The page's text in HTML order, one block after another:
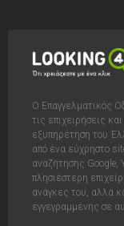
Ο Επαγγελματικός
τις επιχειρήσεις
εξυπηρέτηση του
από ένα εύχρηστο
αναζήτησης Google,
πλησιέστερη
ανάγκες του, αλλά
εγγεγραμμένης σε